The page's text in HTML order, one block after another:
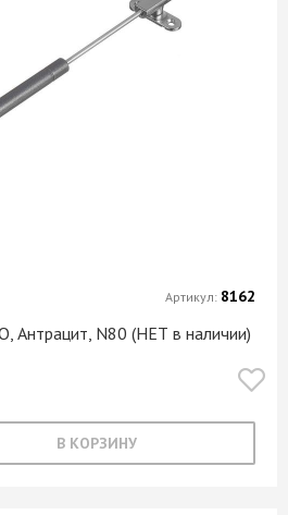
Антрацит, N80 (НЕТ в наличии)
В КОРЗИНУ
Артикул: 8162